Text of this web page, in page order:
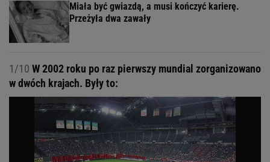
Miała być gwiazdą, a musi kończyć karierę.
Przeżyła dwa zawały
1/10 W 2002 roku po raz pierwszy mundial zorganizowano
w dwóch krajach. Były to: